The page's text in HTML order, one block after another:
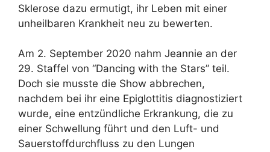
Sklerose dazu ermutigt, ihr Leben mit einer
unheilbaren Krankheit neu zu bewerten.
Am 2. September 2020 nahm Jeannie an der
29. Staffel von “Dancing with the Stars” teil.
Doch sie musste die Show abbrechen,
nachdem bei ihr eine Epiglottitis diagnostiziert
wurde, eine entzündliche Erkrankung, die zu
einer Schwellung führt und den Luft- und
Sauerstoffdurchfluss zu den Lungen